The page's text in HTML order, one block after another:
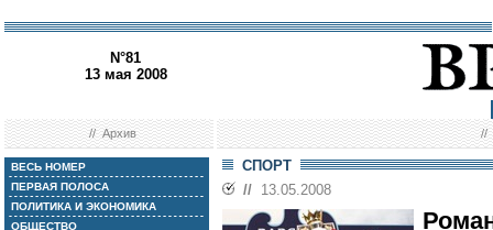
N°81
13 мая 2008
//Архив //
ВЕСЬ НОМЕР
ПЕРВАЯ ПОЛОСА
ПОЛИТИКА И ЭКОНОМИКА
ОБЩЕСТВО
СПОРТ
// 13.05.2008